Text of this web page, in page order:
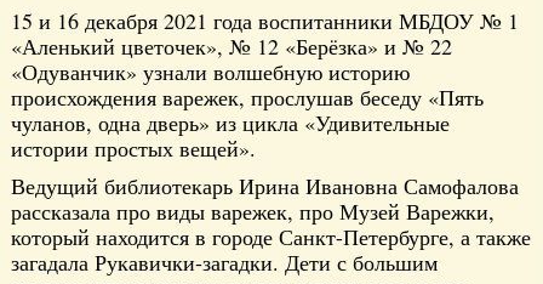
15 и 16 декабря 2021 года воспитанники МБДОУ № 1
«Аленький цветочек», № 12 «Берёзка» и № 22
«Одуванчик» узнали волшебную историю
происхождения варежек, прослушав беседу «Пять
чуланов, одна дверь» из цикла «Удивительные
истории простых вещей».
Ведущий библиотекарь Ирина Ивановна Самофалова
рассказала про виды варежек, про Музей Варежки,
который находится в городе Санкт-Петербурге, а также
загадала Рукавички-загадки. Дети с большим